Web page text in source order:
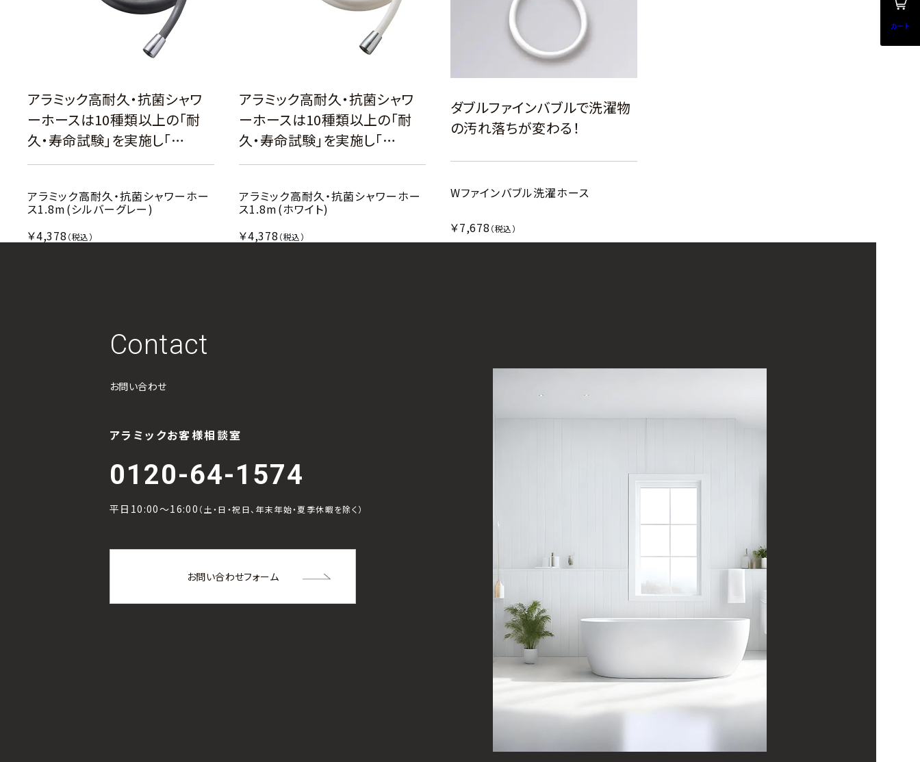
アラミック高耐久・抗菌シャワ
ーホースは10種類以上の「耐
久・寿命試験」を実施し「…
アラミック高耐久・抗菌シャワーホー
ス1.8m(シルバーグレー)
￥4,378 （税込）
アラミック高耐久・抗菌シャワ
ーホースは10種類以上の「耐
久・寿命試験」を実施し「…
アラミック高耐久・抗菌シャワーホー
ス1.8m(ホワイト)
￥4,378 （税込）
ダブルファインバブルで洗濯物
の汚れ落ちが変わる！
Wファインバブル洗濯ホース
￥7,678 （税込）
Contact
お問い合わせ
アラミックお客様相談室
0120-64-1574
平日10:00～16:00 （土・日・祝日、年末年始・夏季休暇を除く）
お問い合わせフォーム
カート